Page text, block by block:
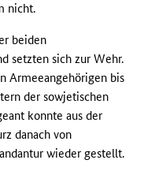
nicht.
beiden
setzten sich zur Wehr.
Armeeangehörigen bis
der sowjetischen
konnte aus der
danach von
wieder gestellt.